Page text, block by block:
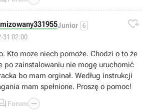
Junior 6
31 02:00

Kto moze niech pomoże. Chodzi o to że
po zainstalowaniu nie mogę uruchomić
bo mam orginał. Według instrukcji
mam spełnione. Proszę o pomoc!
Forum 